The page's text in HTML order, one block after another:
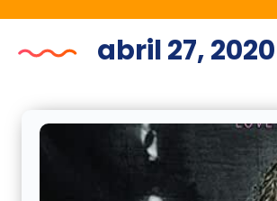
abril 27, 2020